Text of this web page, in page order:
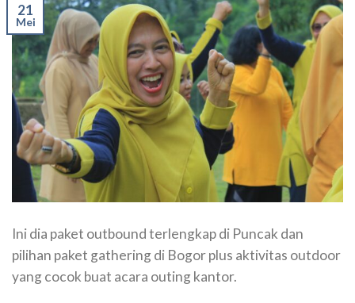
21
Mei
Ini dia paket outbound terlengkap di Puncak dan
pilihan paket gathering di Bogor plus aktivitas outdoor
yang cocok buat acara outing kantor.